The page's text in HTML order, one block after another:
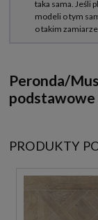
Peronda/
podstawowe
PRODUKTY